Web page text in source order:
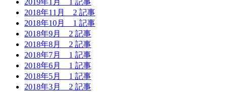
2019年1月 1 記事
2018年11月 2 記事
2018年10月 1 記事
2018年9月 2 記事
2018年8月 2 記事
2018年7月 1 記事
2018年6月 1 記事
2018年5月 1 記事
2018年3月 2 記事